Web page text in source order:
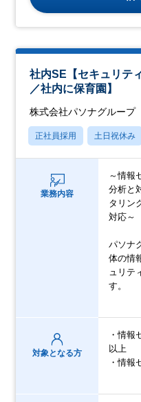
社内SE【セキュリテ
／社内に保育園】
株式会社パソナグループ
正社員採用 土日祝休み
業務内容
～情報
分析と
タリン
対応～
パソナ
体の情
ュリテ
す。
対象となる方
・情報
以上
・情報